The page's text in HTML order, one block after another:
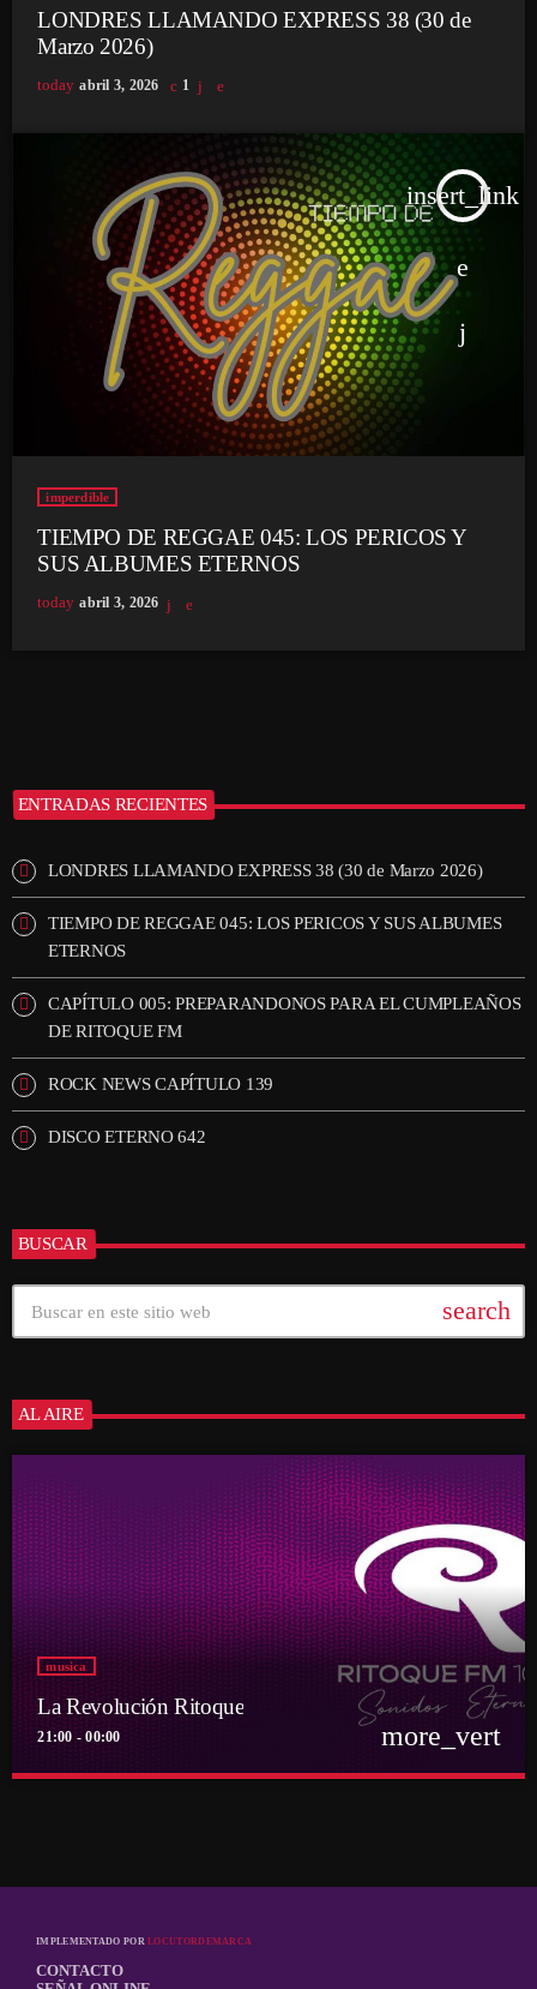
LONDRES LLAMANDO EXPRESS 38 (30 de
Marzo 2026)
today abril 3, 2026 1
insert_link
imperdible
TIEMPO DE REGGAE 045: LOS PERICOS Y
SUS ALBUMES ETERNOS
today abril 3, 2026
ENTRADAS RECIENTES
LONDRES LLAMANDO EXPRESS 38 (30 de Marzo 2026)
TIEMPO DE REGGAE 045: LOS PERICOS Y SUS ALBUMES
ETERNOS
CAPÍTULO 005: PREPARANDONOS PARA EL CUMPLEAÑOS
DE RITOQUE FM
ROCK NEWS CAPÍTULO 139
DISCO ETERNO 642
BUSCAR
search
AL AIRE
musica
La Revolución Ritoque
21:00 - 00:00 more_vert
Porque el rock también se baila y se mezcla
IMPLEMENTADO PORLOCUTORDEMARCA
CONTACTO